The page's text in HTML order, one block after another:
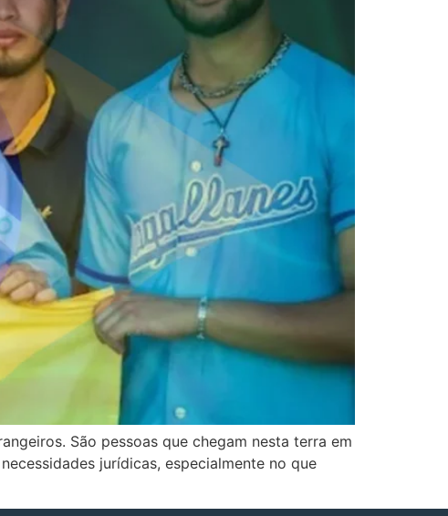
São pessoas que chegam nesta terra em
jurídicas, especialmente no que